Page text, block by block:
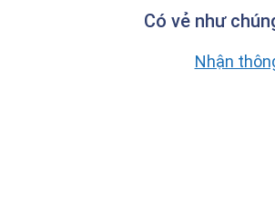
Có vẻ như
Nhận